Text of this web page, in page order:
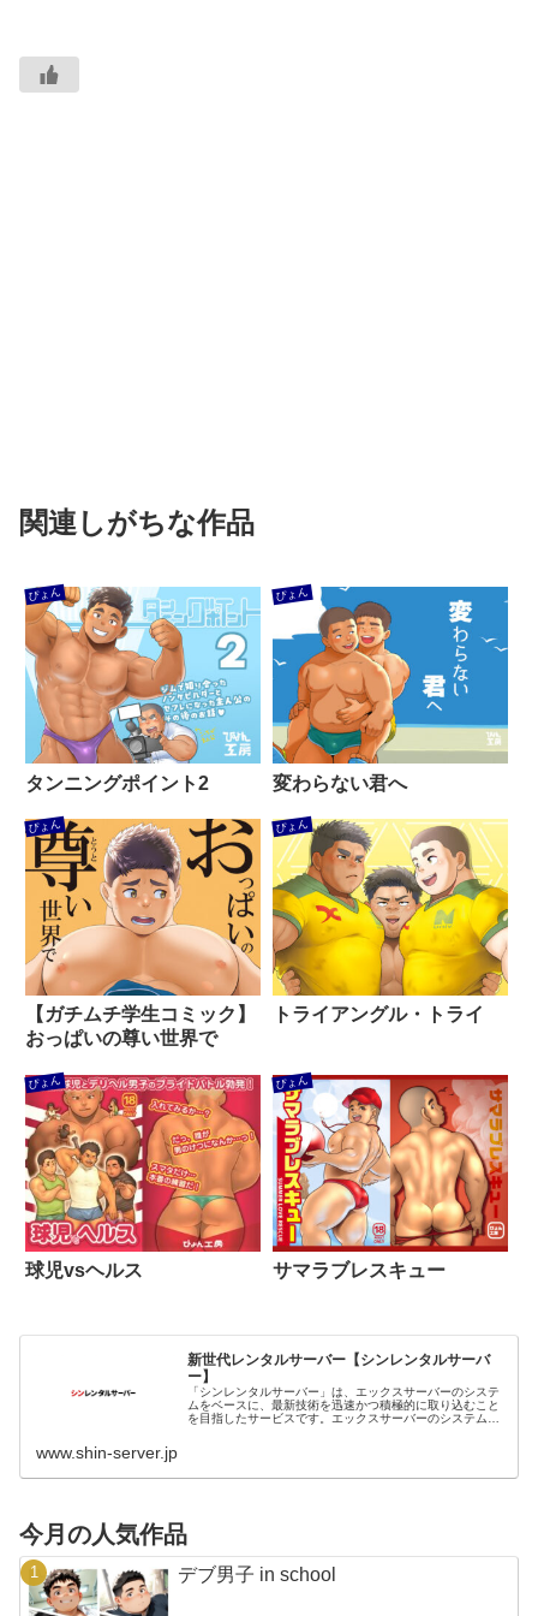
関連しがちな作品
ぴょん
タンニングポイント2
ぴょん
変わらない君へ
ぴょん
【ガチムチ学生コミック】
おっぱいの尊い世界で
ぴょん
トライアングル・トライ
ぴょん
球児vsヘルス
ぴょん
サマラブレスキュー
新世代レンタルサーバー【シンレンタルサーバ
ー】
「シンレンタルサーバー」は、エックスサーバーのシステ
ムをベースに、最新技術を迅速かつ積極的に取り込むこと
を目指したサービスです。エックスサーバーのシステム強
www.shin-server.jp
今月の人気作品
デブ男子 in school